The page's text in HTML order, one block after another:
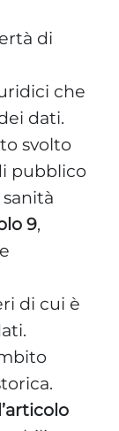
di
che
dati.
svolto
pubblico
9,
di cui è